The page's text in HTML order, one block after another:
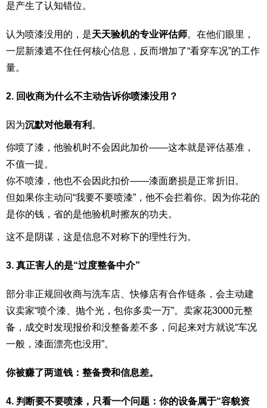
是产生了认知错位。
认为喷漆没用的，是天天验机的专业评估师。在他们眼里，
一层新漆遮不住任何核心信息，反而增加了“看穿车况”的工作
量。
2. 回收商为什么不主动告诉你喷漆没用？
因为沉默对他最有利 。
你喷了漆，他验机时不会因此加价——这本就是评估基准，
不值一提。
你不喷漆，他也不会因此扣价——漆面磨损是正常折旧。
但如果你主动问“我要不要喷漆”，他不会拦着你。因为你花的
是你的钱，省的是他验机时擦灰的功夫。
这不是阴谋，这是信息不对称下的理性行为。
3. 真正害人的是“过度整备中介”
部分非正规回收商与洗车店、快修店有合作链条，会主动建
议卖家“喷个漆、抛个光，包你多卖一万”。卖家花3000元整
备，成交时发现报价和没整备差不多，问起来对方就说“车况
一般，漆面漂亮也没用”。
你被赚了两道钱：整备费和信息差。
4. 判断要不要喷漆，只看一个问题：你的设备属于“容貌资